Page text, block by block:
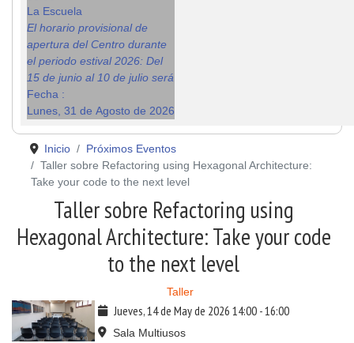
La Escuela
El horario provisional de
apertura del Centro durante
el periodo estival 2026: Del
15 de junio al 10 de julio será
Fecha :
Lunes, 31 de Agosto de 2026
Inicio
Próximos Eventos
Taller sobre Refactoring using Hexagonal Architecture:
Take your code to the next level
Taller sobre Refactoring using
Hexagonal Architecture: Take your code
to the next level
Taller
Jueves, 14 de May de 2026 14:00-16:00
Sala Multiusos